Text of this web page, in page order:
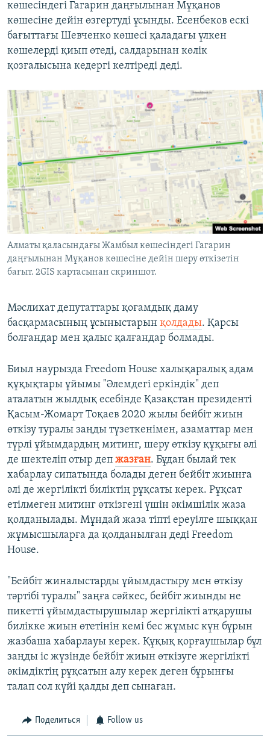
көшесіндегі Гагарин даңғылынан Мұқанов
көшесіне дейін өзгертуді ұсынды. Есенбеков ескі
бағыттағы Шевченко көшесі қаладағы үлкен
көшелерді қиып өтеді, салдарынан көлік
қозғалысына кедергі келтіреді деді.
Алматы қаласындағы Жамбыл көшесіндегі Гагарин
даңғылынан Мұқанов көшесіне дейін шеру өткізетін
бағыт. 2GIS картасынан скриншот.
Мәслихат депутаттары қоғамдық даму
басқармасының ұсыныстарын қолдады. Қарсы
болғандар мен қалыс қалғандар болмады.
Биыл наурызда Freedom House халықаралық адам
құқықтары ұйымы "Әлемдегі еркіндік" деп
аталатын жылдық есебінде Қазақстан президенті
Қасым-Жомарт Тоқаев 2020 жылы бейбіт жиын
өткізу туралы заңды түзеткенімен, азаматтар мен
түрлі ұйымдардың митинг, шеру өткізу құқығы әлі
де шектеліп отыр деп жазған. Бұдан былай тек
хабарлау сипатында болады деген бейбіт жиынға
әлі де жергілікті биліктің рұқсаты керек. Рұқсат
етілмеген митинг өткізгені үшін әкімшілік жаза
қолданылады. Мұндай жаза тіпті ереуілге шыққан
жұмысшыларға да қолданылған деді Freedom
House.
"Бейбіт жиналыстарды ұйымдастыру мен өткізу
тәртібі туралы" заңға сәйкес, бейбіт жиынды не
пикетті ұйымдастырушылар жергілікті атқарушы
билікке жиын өтетінін кемі бес жұмыс күн бұрын
жазбаша хабарлауы керек. Құқық қорғаушылар бұл
заңды іс жүзінде бейбіт жиын өткізуге жергілікті
әкімдіктің рұқсатын алу керек деген бұрынғы
талап сол күйі қалды деп сынаған.
Поделиться Follow us